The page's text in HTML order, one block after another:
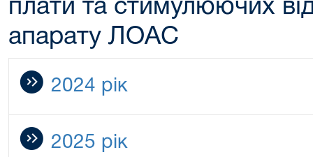
плати та стимулюючих
апарату ЛОАС
2024 рік
2025 рік